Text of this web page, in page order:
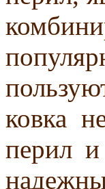
ковка
перил и